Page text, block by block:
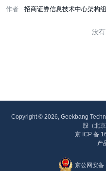
作者 : 招商证券信息技术中心架构组
没
Copyright © 2026, Geekbang
股（北
京 ICP 备
产
京公网安